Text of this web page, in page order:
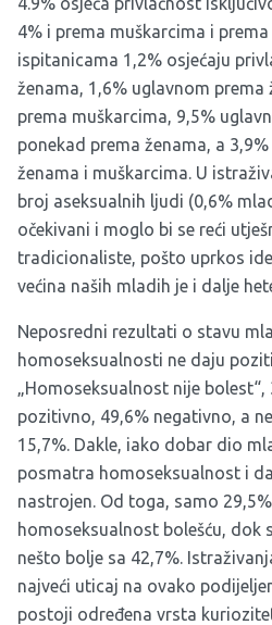
4% i prema muškarcima i prema
ispitanicama 1,2% osjećaju
ženama, 1,6% uglavnom prema
prema muškarcima, 9,5%
ponekad prema ženama, a
ženama i muškarcima. U
broj aseksualnih ljudi (0,6%
očekivani i moglo bi se reći
tradicionaliste, pošto uprkos
većina naših mladih je i dalje
Neposredni rezultati o stavu
homoseksualnosti ne daju
„Homoseksualnost nije
pozitivno, 49,6% negativno, a
15,7%. Dakle, iako dobar dio
posmatra homoseksualnost i
nastrojen. Od toga, samo
homoseksualnost bolešću, dok
nešto bolje sa 42,7%.
najveći uticaj na ovako
postoji određena vrsta